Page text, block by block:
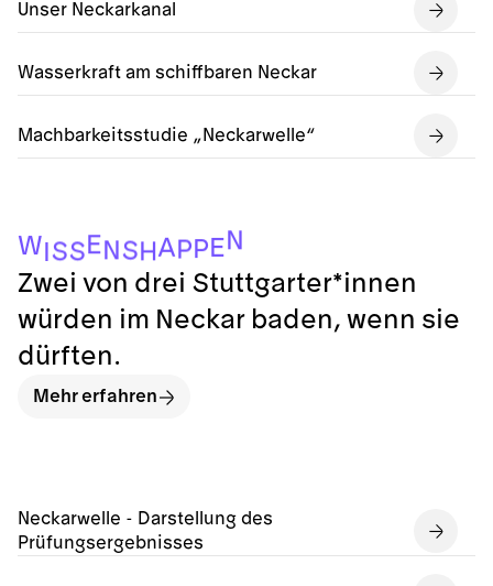
Unser Neckarkanal
Wasserkraft am schiffbaren Neckar
Machbarkeitsstudie „Neckarwelle“
Neckarwelle - Darstellung des
Prüfungsergebnisses
WISS ENSHAP P EN
Zwei von drei Stuttgarter*innen
würden im Neckar baden, wenn sie
dürften.
Mehr erfahren